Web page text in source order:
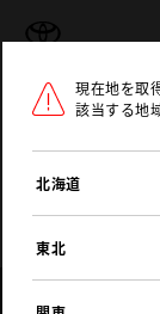
ラインアップ
現在地を取
該当する地
北海道
東北
トヨタ認定中古